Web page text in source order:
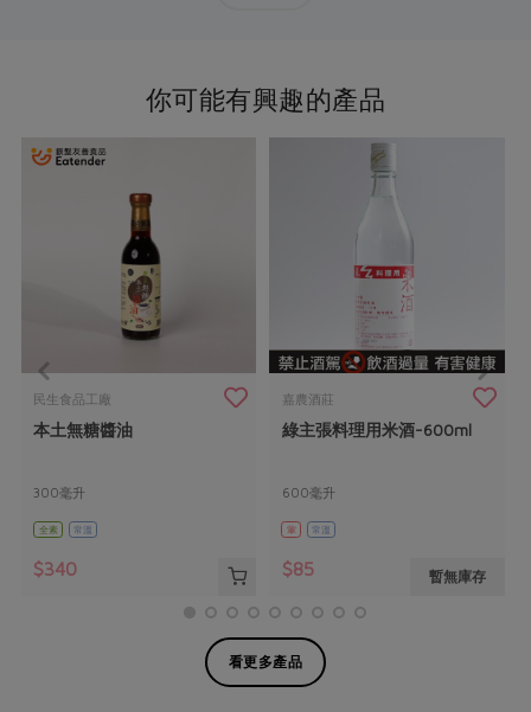
你可能有興趣的產品
民生食品工廠
本土無糖醬油
300毫升
全素 常溫
$340
嘉農酒莊
綠主張料理用米酒-600ml
600毫升
葷 常溫
$85 暫無庫存
看更多產品